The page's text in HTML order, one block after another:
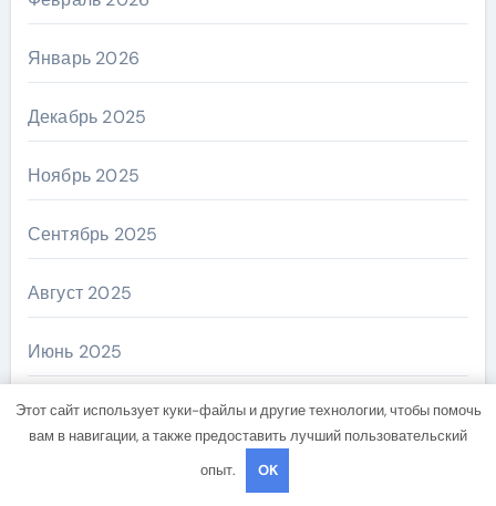
Январь 2026
Декабрь 2025
Ноябрь 2025
Сентябрь 2025
Август 2025
Июнь 2025
Май 2025
Этот сайт использует куки-файлы и другие технологии, чтобы помочь
вам в навигации, а также предоставить лучший пользовательский
опыт.
OK